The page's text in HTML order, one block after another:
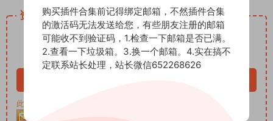
资源下载
下载价格 12积分
VIP免费
此资源购买后30天内可下载。客服QQ：652268626
购买插件合集前记得绑定邮箱，不然插件合集
的激活码无法发送给您，有些朋友注册的邮箱
可能收不到验证码，1.检查一下邮箱是否已满。
2.查看一下垃圾箱。3.换一个邮箱。4.实在搞不
定联系站长处理，站长微信652268626